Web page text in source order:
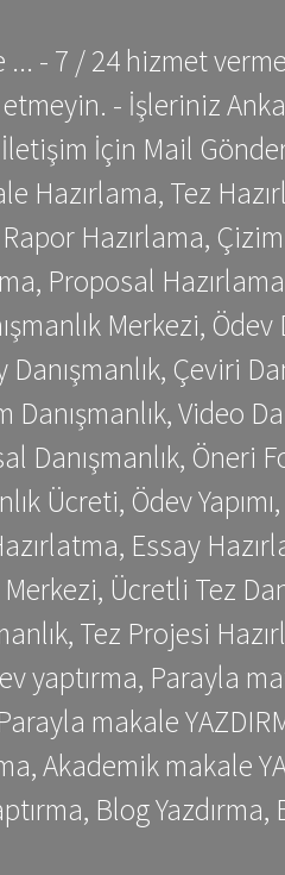
- 7 / 24 hizmet
etmeyin. - İşleriniz
İletişim İçin Mail
Hazırlama, Tez
Hazırlama,
Proposal
Merkezi,
Danışmanlık, Çeviri
Danışmanlık, Video
Danışmanlık, Öneri
Ücreti, Ödev Yapımı,
Essay
Ücretli Tez
Tez Projesi
yaptırma, Parayla
makale
Akademik makale
Blog